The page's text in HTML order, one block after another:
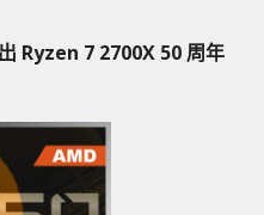
Ryzen 7 2700X 50 周年